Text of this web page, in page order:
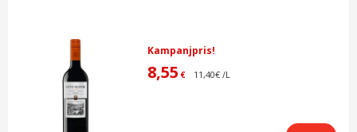
Kampanjpris!
8,55 € 11,40€ /L